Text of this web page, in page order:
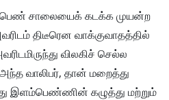
சாலையைக் கடக்க முயன்ற
திடீரென வாக்குவாதத்தில்
விலகிச் செல்ல
வாலிபர், தான் மறைத்து
இளம்பெண்ணின் கழுத்து மற்றும்